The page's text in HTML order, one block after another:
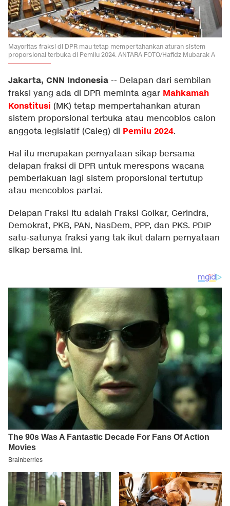
Mayoritas fraksi di DPR mau tetap mempertahankan aturan sistem
proporsional terbuka di Pemilu 2024. ANTARA FOTO/Hafidz Mubarak A
Jakarta, CNN Indonesia -- Delapan dari sembilan
fraksi yang ada di DPR meminta agar Mahkamah
Konstitusi (MK) tetap mempertahankan aturan
sistem proporsional terbuka atau mencoblos calon
anggota legislatif (Caleg) di Pemilu 2024.
Hal itu merupakan pernyataan sikap bersama
delapan fraksi di DPR untuk merespons wacana
pemberlakuan lagi sistem proporsional tertutup
atau mencoblos partai.
Delapan Fraksi itu adalah Fraksi Golkar, Gerindra,
Demokrat, PKB, PAN, NasDem, PPP, dan PKS. PDIP
satu-satunya fraksi yang tak ikut dalam pernyataan
sikap bersama ini.